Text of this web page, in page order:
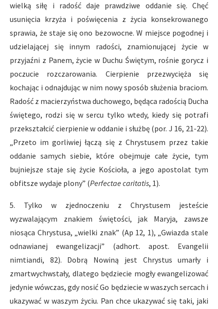
wielką siłę i radość daje prawdziwe oddanie się. Chęć
usunięcia krzyża i poświęcenia z życia konsekrowanego
sprawia, że staje się ono bezowocne. W miejsce pogodnej i
udzielającej się innym radości, znamionującej życie w
przyjaźni z Panem, życie w Duchu Świętym, rośnie gorycz i
poczucie rozczarowania. Cierpienie przezwycięża się
kochając i odnajdując w nim nowy sposób służenia braciom.
Radość z macierzyństwa duchowego, będąca radością Ducha
świętego, rodzi się w sercu tylko wtedy, kiedy się potrafi
przekształcić cierpienie w oddanie i służbę (por. J 16, 21-22).
„Przeto im gorliwiej łączą się z Chrystusem przez takie
oddanie samych siebie, które obejmuje całe życie, tym
bujniejsze staje się życie Kościoła, a jego apostolat tym
obfitsze wydaje plony” (Perfectae caritatis, 1).
5. Tylko w zjednoczeniu z Chrystusem jesteście
wyzwalającym znakiem świętości, jak Maryja, zawsze
niosąca Chrystusa, „wielki znak” (Ap 12, 1), „Gwiazda stale
odnawianej ewangelizacji” (adhort. apost. Evangelii
nimtiandi, 82). Dobrą Nowiną jest Chrystus umarły i
zmartwychwstały, dlatego będziecie mogły ewangelizować
jedynie wówczas, gdy nosić Go będziecie w waszych sercach i
ukazywać w waszym życiu. Pan chce ukazywać się taki, jaki